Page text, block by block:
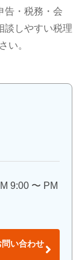
告・税務・会
談しやすい税理
い。
9:00 〜 PM
い合わせ